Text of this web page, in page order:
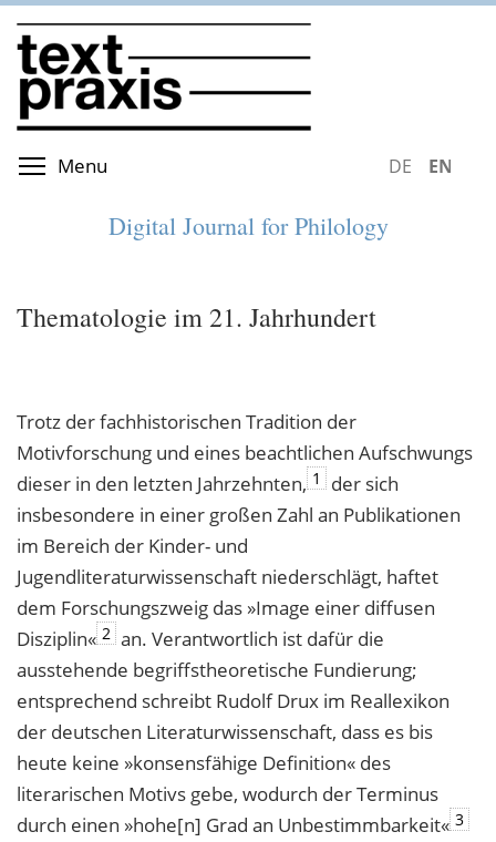
Skip
to
main
content
Menu DEUTSCH
Digital Journal for Philology
Thematologie im 21. Jahrhundert
Trotz der fachhistorischen Tradition der
Motivforschung und eines beachtlichen Aufschwungs
dieser in den letzten Jahrzehnten, 1
der sich
insbesondere in einer großen Zahl an Publikationen
im Bereich der Kinder- und
Jugendliteraturwissenschaft niederschlägt, haftet
dem Forschungszweig das »Image einer diffusen
Disziplin« 2 an. Verantwortlich ist dafür die
ausstehende begriffstheoretische Fundierung;
entsprechend schreibt Rudolf Drux im Reallexikon
der deutschen Literaturwissenschaft, dass es bis
heute keine »konsensfähige Definition« des
literarischen Motivs gebe, wodurch der Terminus
durch einen »hohe[n] Grad an Unbestimmbarkeit« 3